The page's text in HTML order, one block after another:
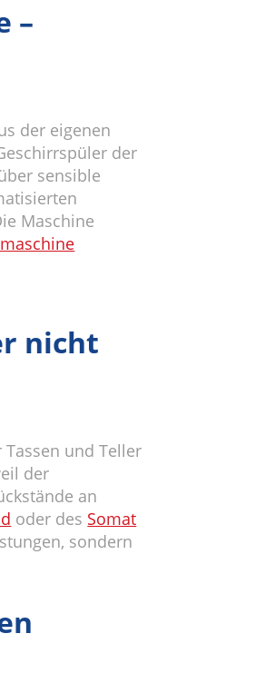
–
der eigenen
der
sensible
Maschine
nicht
und Teller
der
an
oder des Somat
sondern